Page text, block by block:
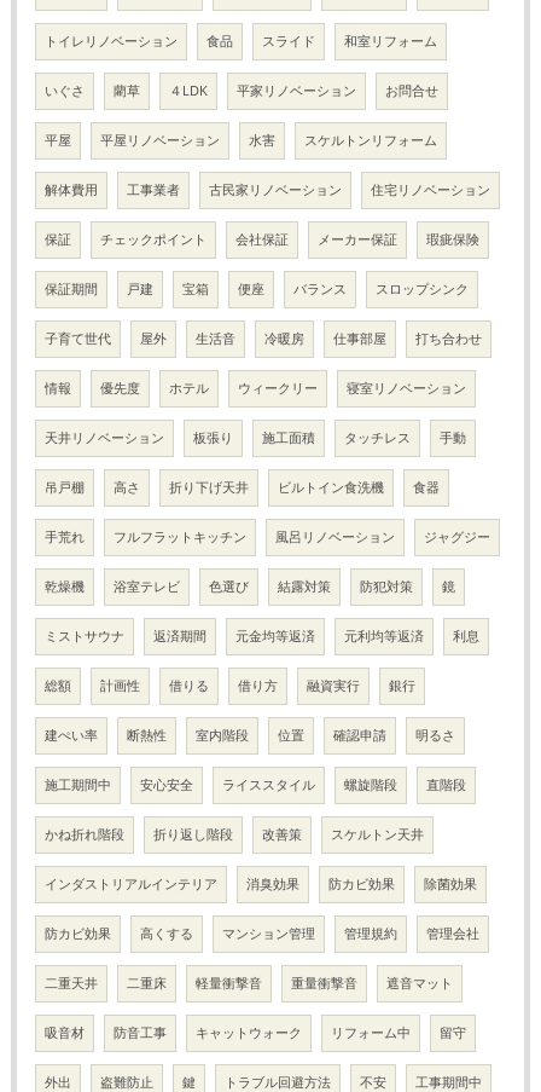
トイレリノベーション 食品 スライド 和室リフォーム
いぐさ 藺草 ４LDK 平家リノベーション お問合せ
平屋 平屋リノベーション 水害 スケルトンリフォーム
解体費用 工事業者 古民家リノベーション 住宅リノベーション
保証 チェックポイント 会社保証 メーカー保証 瑕疵保険
保証期間 戸建 宝箱 便座 バランス スロップシンク
子育て世代 屋外 生活音 冷暖房 仕事部屋 打ち合わせ
情報 優先度 ホテル ウィークリー 寝室リノベーション
天井リノベーション 板張り 施工面積 タッチレス 手動
吊戸棚 高さ 折り下げ天井 ビルトイン食洗機 食器
手荒れ フルフラットキッチン 風呂リノベーション ジャグジー
乾燥機 浴室テレビ 色選び 結露対策 防犯対策 鏡
ミストサウナ 返済期間 元金均等返済 元利均等返済 利息
総額 計画性 借りる 借り方 融資実行 銀行
建ぺい率 断熱性 室内階段 位置 確認申請 明るさ
施工期間中 安心安全 ライススタイル 螺旋階段 直階段
かね折れ階段 折り返し階段 改善策 スケルトン天井
インダストリアルインテリア 消臭効果 防カビ効果 除菌効果
防カビ効果 高くする マンション管理 管理規約 管理会社
二重天井 二重床 軽量衝撃音 重量衝撃音 遮音マット
吸音材 防音工事 キャットウォーク リフォーム中 留守
外出 盗難防止 鍵 トラブル回避方法 不安 工事期間中